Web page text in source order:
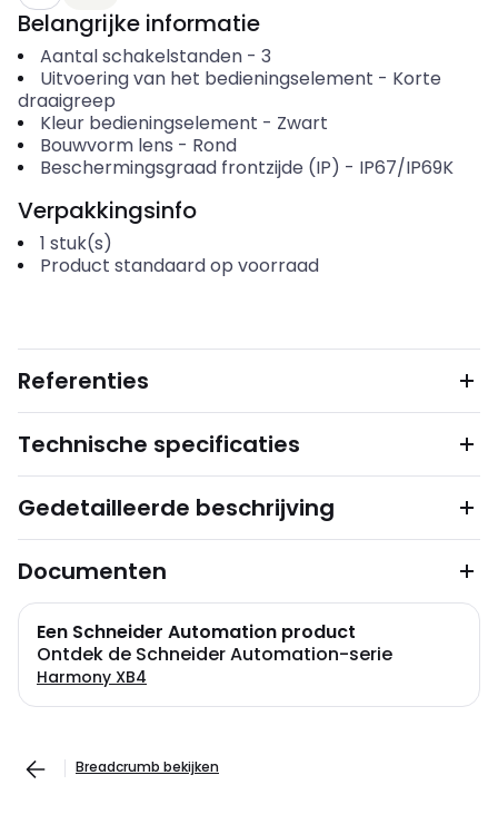
Belangrijke informatie
Aantal schakelstanden- 3
Uitvoering van het bedieningselement - Korte
draaigreep
Kleur bedieningselement - Zwart
Bouwvorm lens - Rond
Beschermingsgraad frontzijde (IP) - IP67/IP69K
Verpakkingsinfo
1 stuk(s)
Product standaard op voorraad
Referenties
Technische specificaties
Gedetailleerde beschrijving
Documenten
Een Schneider Automation product
Ontdek de Schneider Automation-serie
Harmony XB4
Breadcrumb bekijken